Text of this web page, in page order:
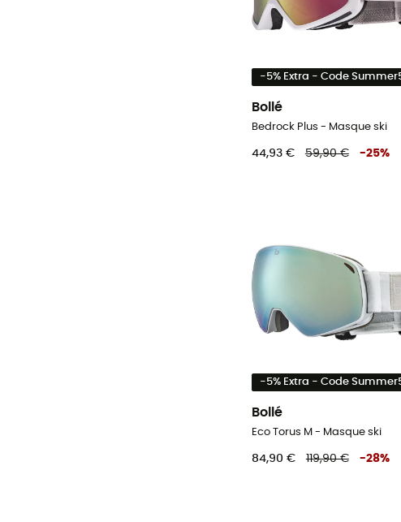
-5% Extra - Code
Bollé
Bedrock Plus - Masque ski
44,93 € 59,90 € -25%
-5% Extra - Code
Bollé
Eco Torus M - Masque ski
84,90 € 119,90 € -28%